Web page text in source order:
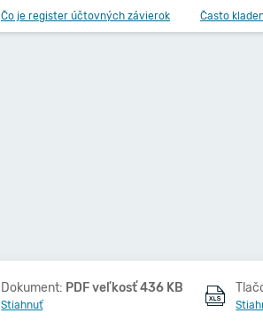
Čo je register účtovných závierok Často
Dokument: PDF veľkosť 436 KB
Stiahnuť